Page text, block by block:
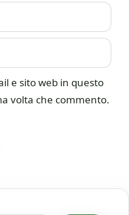
e sito web in questo
volta che commento.